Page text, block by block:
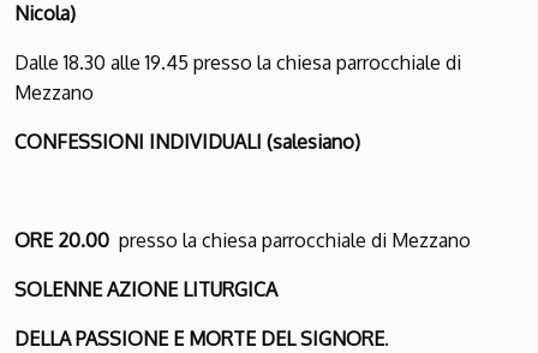
Nicola)
Dalle 18.30 alle 19.45 presso la chiesa parrocchiale di
Mezzano
CONFESSIONI INDIVIDUALI (salesiano)
ORE 20.00 presso la chiesa parrocchiale di Mezzano
SOLENNE AZIONE LITURGICA
DELLA PASSIONE E MORTE DEL SIGNORE.